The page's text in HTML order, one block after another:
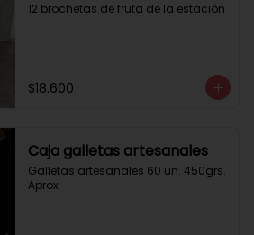
12 brochetas de fruta de la estación
$18.600
Caja galletas artesanales
Galletas artesanales 60 un. 450grs.
Aprox